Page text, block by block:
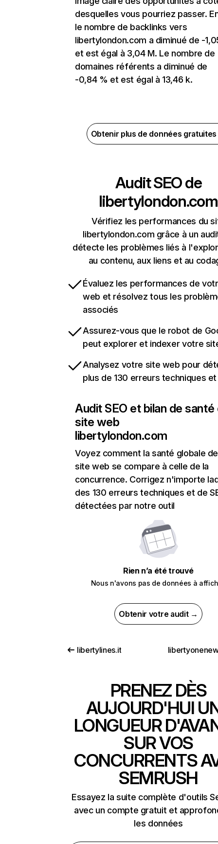
desquelles vous pourriez passer.
le nombre de backlinks vers
libertylondon.com a diminué de -
et est égal à 3,04 M. Le nombre de
domaines référents a diminué de
-0,84 % et est égal à 13,46 k.
Obtenir plus de données
Audit SEO de
libertylondon.com
Vérifiez les performances du
libertylondon.com grâce à un
détecte les problèmes liés à
au contenu, aux liens et au
Évaluez les performances de
web et résolvez tous les
associés
Assurez-vous que le robot de
peut explorer et indexer votre
Analysez votre site web pour
plus de 130 erreurs techniques et
Audit SEO et bilan de santé
site web
libertylondon.com
Voyez comment la santé globale
site web se compare à celle de la
concurrence. Corrigez n'importe
des 130 erreurs techniques et de
détectées par notre outil
Rien n’a été trouvé
Nous n'avons pas de données à
Obtenir votre audit →
libertylines.it
PRENEZ DÈS
AUJOURD'HUI
LONGUEUR
SUR VOS
CONCURRENTS
SEMRUSH
Essayez la suite complète d'outils
avec un compte gratuit et
les données